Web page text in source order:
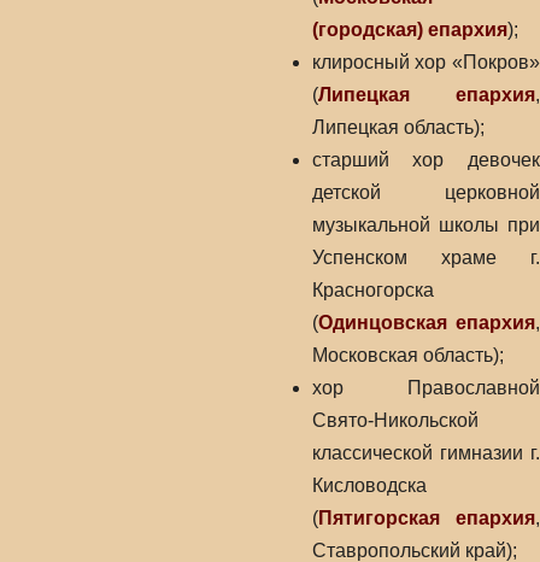
(городская) епархия);
клиросный хор «Покров»
(Липецкая епархия,
Липецкая область);
старший хор девочек
детской церковной
музыкальной школы при
Успенском храме г.
Красногорска
(Одинцовская епархия,
Московская область);
хор Православной
Свято-Никольской
классической гимназии г.
Кисловодска
(Пятигорская епархия,
Ставропольский край);